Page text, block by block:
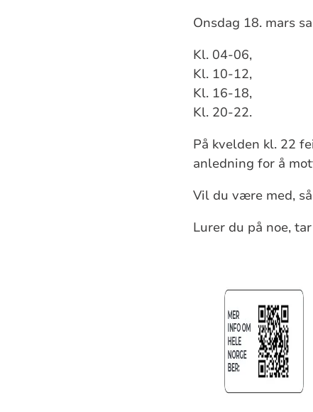
Onsdag 18. mars
Kl. 04-06,
Kl. 10-12,
Kl. 16-18,
Kl. 20-22.
På kvelden kl. 22
anledning for å
Vil du være med,
Lurer du på noe,